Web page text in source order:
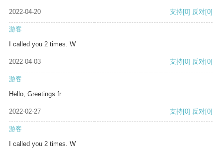
2022-04-20 支持[0] 反对[0]
游客
I called you 2 times. W
2022-04-03 支持[0] 反对[0]
游客
Hello, Greetings fr
2022-02-27 支持[0] 反对[0]
游客
I called you 2 times. W